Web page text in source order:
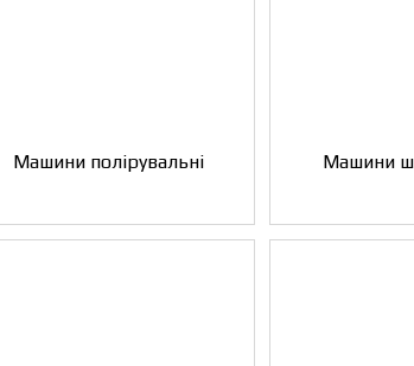
Машини полірувальні Машини